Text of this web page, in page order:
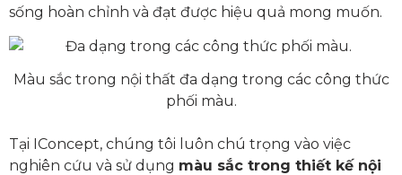
sống hoàn chỉnh và đạt được hiệu quả mong muốn.
Màu sắc trong nội thất đa dạng trong các công thức
phối màu.
Tại IConcept, chúng tôi luôn chú trọng vào việc
nghiên cứu và sử dụng màu sắc trong thiết kế nội